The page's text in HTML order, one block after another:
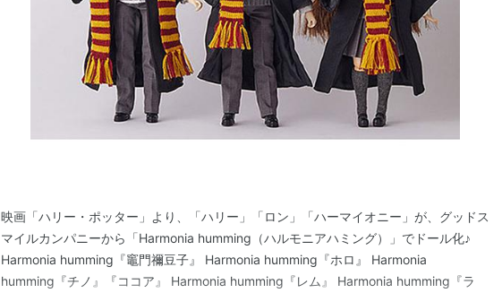
映画「ハリー・ポッター」より、「ハリー」「ロン」「ハーマイオニー」が、グッドス
マイルカンパニーから「Harmonia humming（ハルモニアハミング）」でドール化♪
Harmonia humming『竈門禰豆子』 Harmonia humming『ホロ』 Harmonia
humming『チノ』『ココア』 Harmonia humming『レム』 Harmonia humming『ラ